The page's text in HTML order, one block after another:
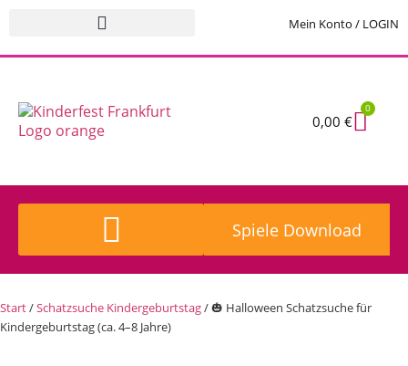
Mein Konto / LOGIN
0,00 €
0
Spiele Download
Start/Schatzsuche Kindergeburtstag/ 🎃 Halloween Schatzsuche für
Kindergeburtstag (ca. 4–8 Jahre)